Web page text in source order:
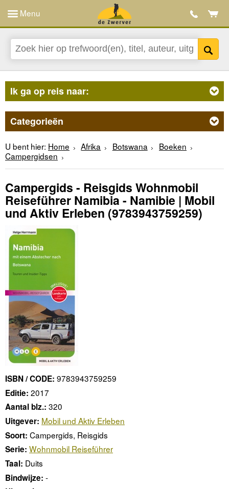
Menu
Ik ga op reis naar:
Categorieën
U bent hier: Home Afrika Botswana
Boeken
Campergidsen
Campergids - Reisgids Wohnmobil
Reiseführer Namibia - Namibie | Mobil
und Aktiv Erleben (9783943759259)
ISBN / CODE: 9783943759259
Editie: 2017
Aantal blz.: 320
Uitgever: Mobil und Aktiv Erleben
Soort: Campergids, Reisgids
Serie: Wohnmobil Reiseführer
Taal: Duits
Bindwijze: -